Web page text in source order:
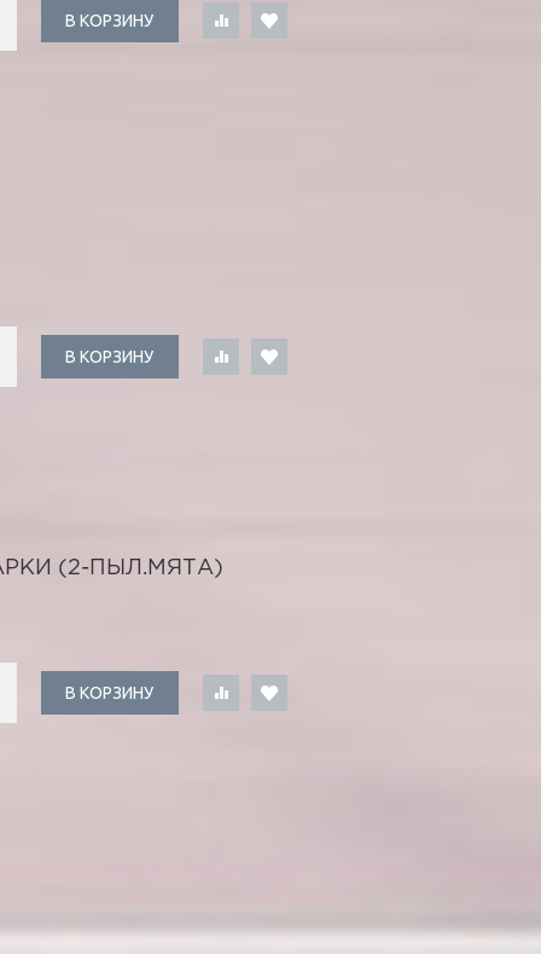
В КОРЗИНУ
В КОРЗИНУ
(2-ПЫЛ.МЯТА)
В КОРЗИНУ